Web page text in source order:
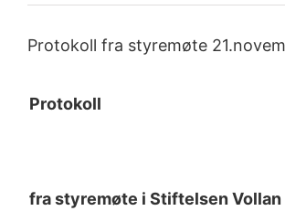
Protokoll fra styremøte
Protokoll
frastyremøte i Stiftelsen Vollan